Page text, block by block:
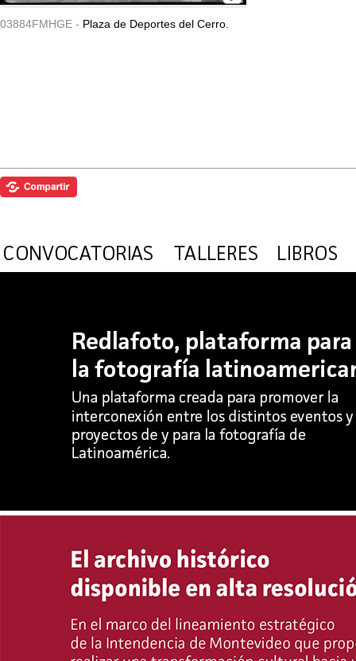
03884FMHGE - Plaza de Deportes del Cerro.